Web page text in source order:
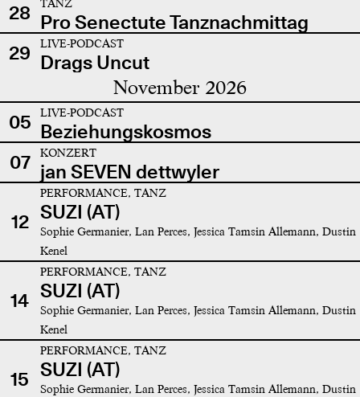
28
TANZ
Pro Senectute Tanznachmittag
29
LIVE-PODCAST
Drags Uncut
November 2026
05 LIVE-PODCAST
Beziehungskosmos
07
KONZERT
jan SEVEN dettwyler
12
PERFORMANCE, TANZ
SUZI (AT)
Sophie Germanier, Lan Perces, Jessica Tamsin Allemann, Dustin
Kenel
14
PERFORMANCE, TANZ
SUZI (AT)
Sophie Germanier, Lan Perces, Jessica Tamsin Allemann, Dustin
Kenel
15
PERFORMANCE, TANZ
SUZI (AT)
Sophie Germanier, Lan Perces, Jessica Tamsin Allemann, Dustin